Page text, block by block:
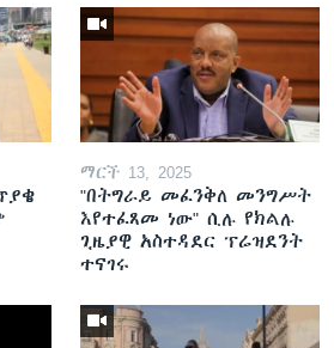
ማርች 13, 2025
"በትግራይ መፈንቅለ መንግሥት
እየተፈጸመ ነው" ሲሉ የክልሉ
ጊዜያዊ አስተዳደር ፕሬዝደንት
ተናገሩ